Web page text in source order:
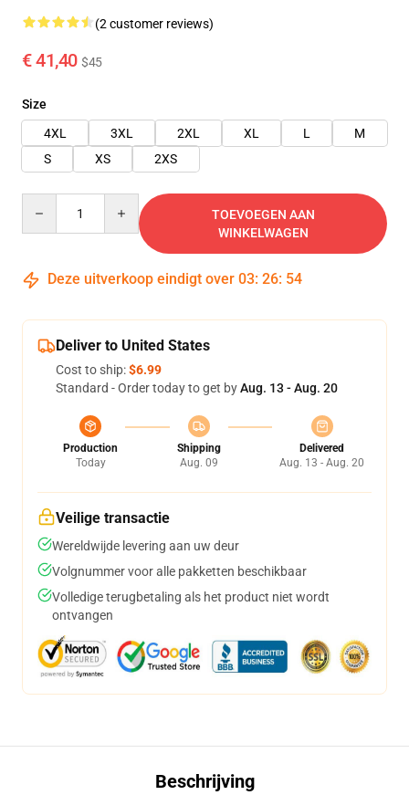
(2 customer reviews)
€ 41,40 $45
Size
4XL
3XL 2XL XL L
M
S
XS 2XS
TOEVOEGEN AAN
WINKELWAGEN
Deze uitverkoop eindigt over 03: 26: 53
Deliver to United States
Cost to ship:$6.99
Standard - Order today to get byAug. 13 - Aug. 20
Production
Today
Shipping
Aug. 09
Delivered
Aug. 13 - Aug. 20
Veilige transactie
Wereldwijde levering aan uw deur
Volgnummer voor alle pakketten beschikbaar
Volledige terugbetaling als het product niet wordt
ontvangen
Beschrijving